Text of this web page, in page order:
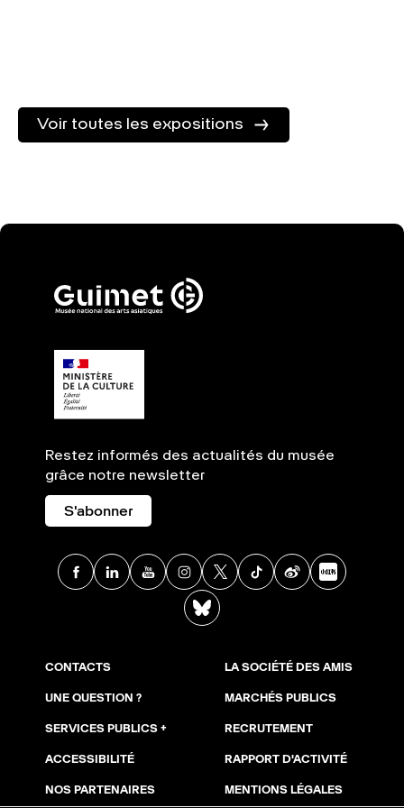
Corée
(57 av.
935)
Voir toutes les expositions
Restez informés des actualités du musée
grâce notre newsletter
S'abonner
Facebook
LinkedinYoutubeInstagram
X TikTokWeibo
CONTACTS
UNE QUESTION ?
SERVICES PUBLICS +
ACCESSIBILITÉ
NOS PARTENAIRES
LA SOCIÉTÉ DES AMIS
MARCHÉS PUBLICS
RECRUTEMENT
RAPPORT D'ACTIVITÉ
MENTIONS LÉGALES